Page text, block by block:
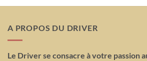
A PROPOS DU DRIVER
Le Driver se consacre à votre passion